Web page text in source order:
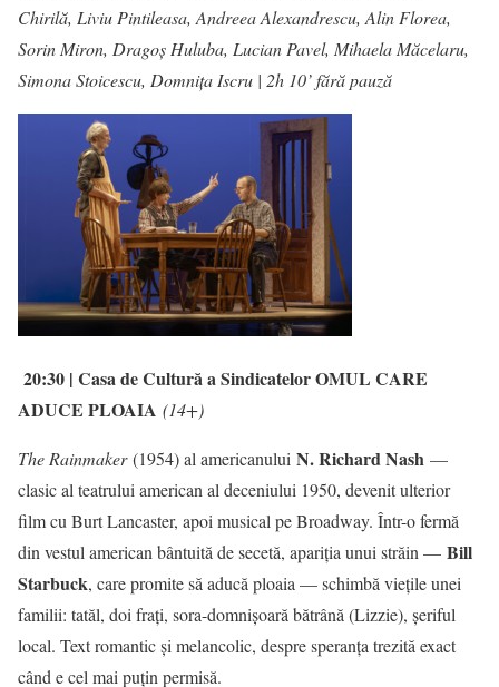
Chirilă, Liviu Pintileasa, Andreea Alexandrescu, Alin Florea,
Sorin Miron, Dragoș Huluba, Lucian Pavel, Mihaela Măcelaru,
Simona Stoicescu, Domnița Iscru | 2h 10’ fără pauză
20:30 | Casa de Cultură a SindicatelorOMUL CARE
ADUCE PLOAIA (14+)
The Rainmaker(1954) al americanului N. Richard Nash —
clasic al teatrului american al deceniului 1950, devenit ulterior
film cu Burt Lancaster, apoi musical pe Broadway. Într-o fermă
din vestul american bântuită de secetă, apariția unui străin — Bill
Starbuck, care promite să aducă ploaia — schimbă viețile unei
familii: tatăl, doi frați, sora-domnișoară bătrână (Lizzie), șeriful
local. Text romantic și melancolic, despre speranța trezită exact
când e cel mai puțin permisă.